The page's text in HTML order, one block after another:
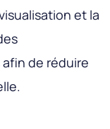
et la
de réduire